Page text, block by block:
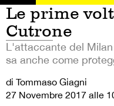
Le prime
Cutrone
L'attaccante del
sa anche come
di Tommaso Giagni
27 Novembre 2017 alle